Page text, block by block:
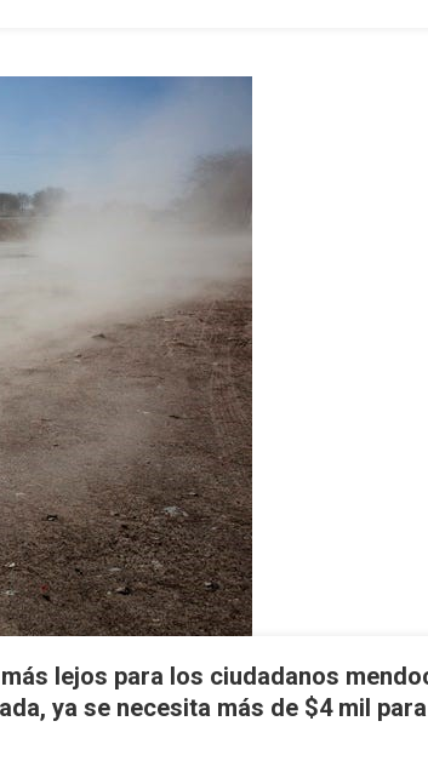
lejos para los ciudadanos
ya se necesita más de $4 mil para